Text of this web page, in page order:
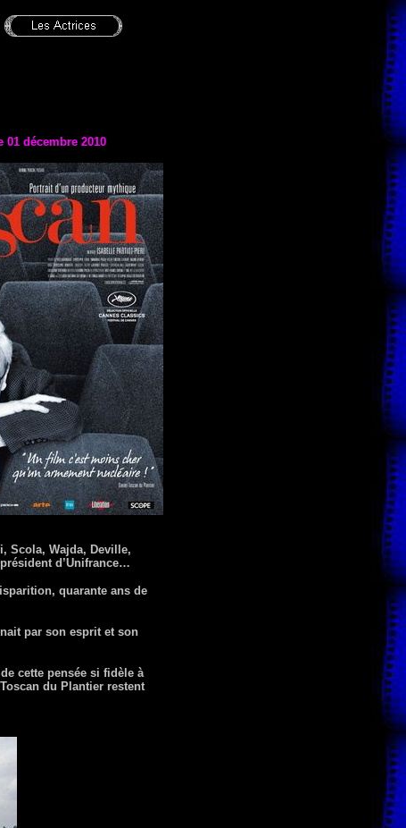
01 décembre 2010
Scola, Wajda, Deville,
d’Unifrance…
quarante ans de
par son esprit et son
cette pensée si fidèle à
du Plantier restent